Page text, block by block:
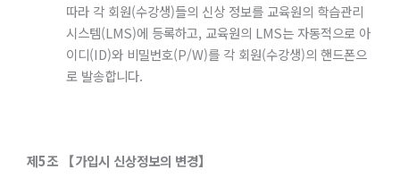
따라 각 회원(수강생)들의 신상 정보를 교육원의 학습관리
시스템(LMS)에 등록하고, 교육원의 LMS는 자동적으로 아
이디(ID)와 비밀번호(P/W)를 각 회원(수강생)의 핸드폰으
로 발송합니다.
제5조 【가입시 신상정보의 변경】